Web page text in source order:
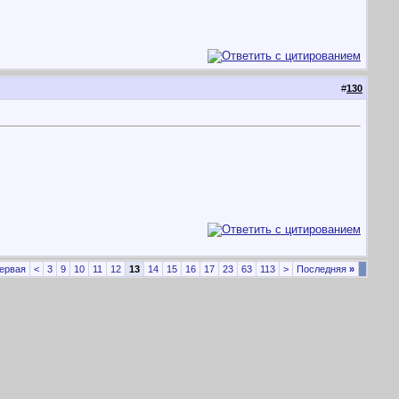
#130
< 3 9 10 11 12 13 14 15 16 17 23 63 113 > Последняя »